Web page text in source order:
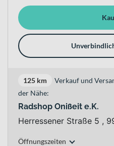
125 km
Verkauf und
der Nähe:
Radshop Onißeit e.K.
Herressener Straße 5 ,
Öffnungszeiten